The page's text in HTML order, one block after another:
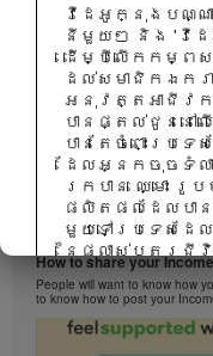
វីដេអូក្នុងបណ្ណា
នីមួយៗ និង 'វីដ
ដើម្បីលើកកម្ព
ដល់សមាជិកឯករ
អនុវត្តអាជីវក
បានផ្តល់ជូននៅល
បានតែចំពោះប្រ
ដែលអ្នកចុចទំលា
រកបាន ឈ្មោះ រូ
ផលិតផលដែលបា
មួយទៅប្រទេសដែ
នៃផ្លាស់ប្តូរ
ឱកាសអាជីវកម្
ផ្ទាល់និងអាហ
គ្រងទម្ងន់ដែល
គ្រប់ទីកន្លែង។
How to share your
People will want to know how
to know how to post your